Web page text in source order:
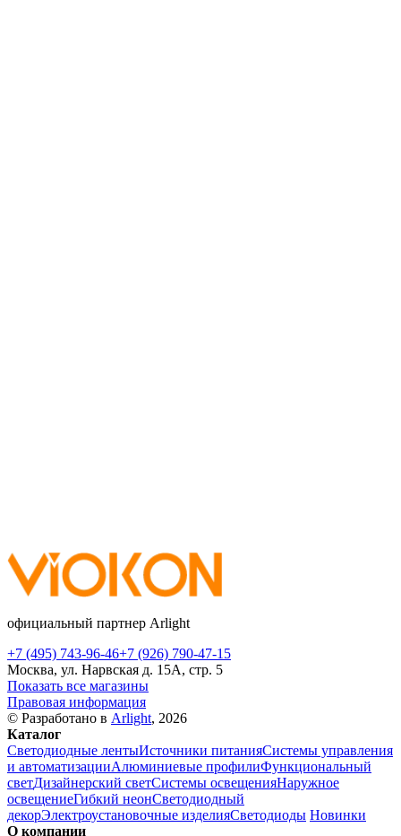
официальный партнер Arlight
+7 (495) 743-96-46+7 (926) 790-47-15
Москва, ул. Нарвская д. 15А, стр. 5
Показать все магазины
Правовая информация
© Разработано в Arlight, 2026
Каталог
Светодиодные лентыИсточники питанияСистемы управления
и автоматизацииАлюминиевые профилиФункциональный
светДизайнерский светСистемы освещенияНаружное
освещениеГибкий неонСветодиодный
декорЭлектроустановочные изделияСветодиоды Новинки
О компании